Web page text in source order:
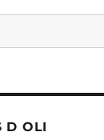
D OLI